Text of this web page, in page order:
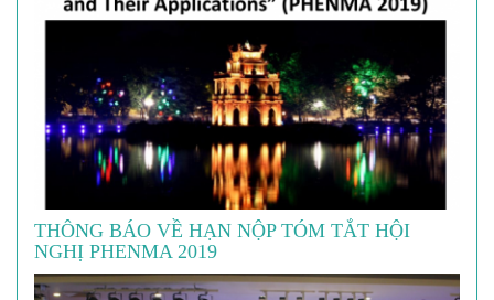
THÔNG BÁO VỀ HẠN NỘP TÓM TẮT HỘI
NGHỊ PHENMA 2019